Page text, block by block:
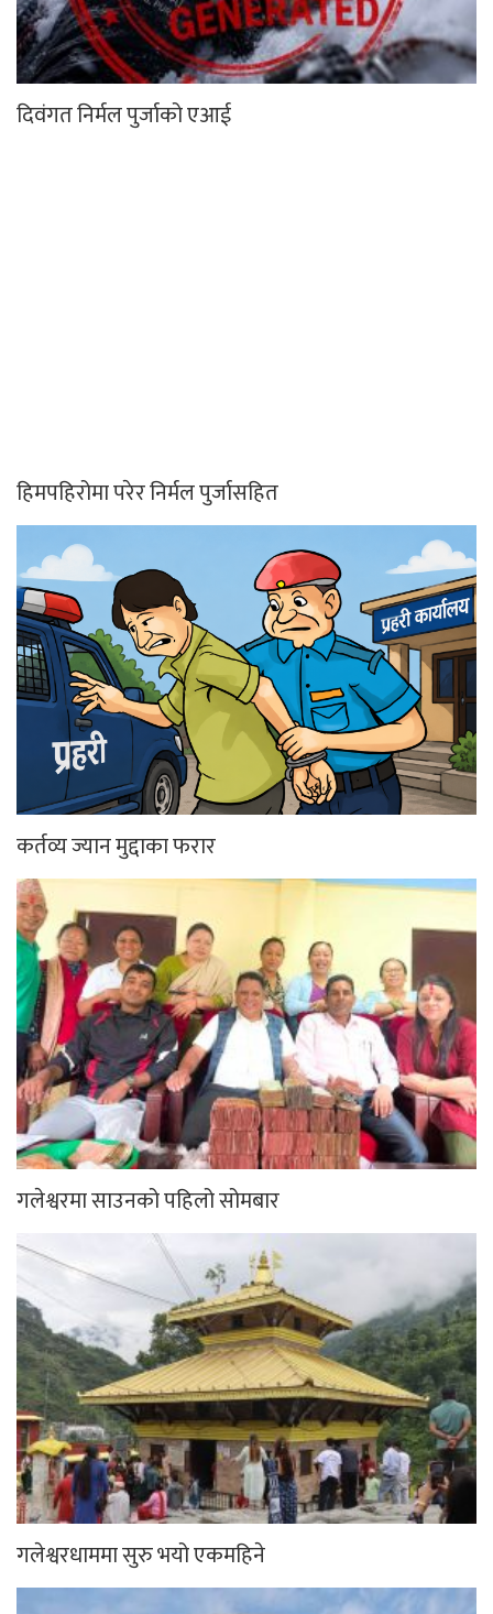
दिवंगत निर्मल पुर्जाको एआई
हिमपहिरोमा परेर निर्मल पुर्जासहित
कर्तव्य ज्यान मुद्दाका फरार
गलेश्वरमा साउनको पहिलो सोमबार
गलेश्वरधाममा सुरु भयो एकमहिने